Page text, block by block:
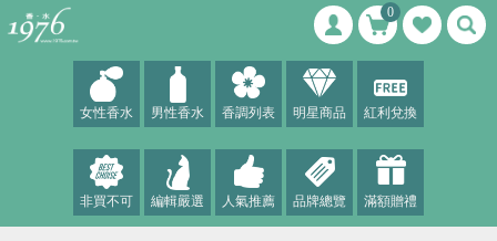
0
女性香水 男性香水 香調列表 明星商品 紅利兌換
非買不可 編輯嚴選 人氣推薦 品牌總覽 滿額贈禮